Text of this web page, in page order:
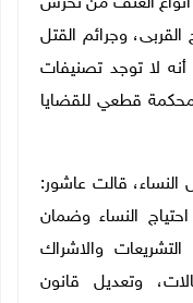
وجرائم القتل
أنه لا توجد تصنيفات
محكمة قطعي للقضايا
النساء، قالت عاشور:
النساء وضمان
والاشراك
وتعديل قانون